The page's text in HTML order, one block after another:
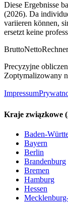
Diese Ergebnisse
(2026). Da
variieren können,
ersetzt keine
BruttoNettoRechner
Precyzyjne
Zoptymalizowany
Impressum
Kraje związkowe
Baden-
Bayern
Berlin
Brandenburg
Bremen
Hamburg
Hessen